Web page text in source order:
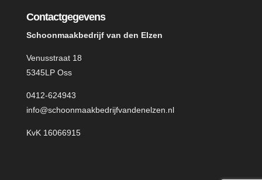
Contactgegevens
Schoonmaakbedrijf van den Elzen
Venusstraat 18
5345LP Oss
0412-624943
info@schoonmaakbedrijfvandenelzen.nl
KvK 16066915